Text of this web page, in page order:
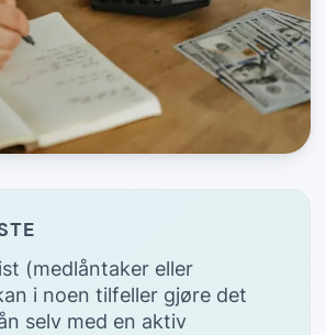
(medlåntaker eller
i noen tilfeller gjøre det
selv med en aktiv